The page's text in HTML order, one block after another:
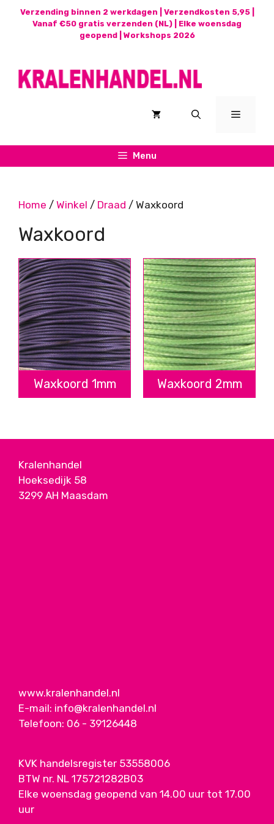
Verzending binnen 2 werkdagen | Verzendkosten 5,95 |
Vanaf €50 gratis verzenden (NL) | Elke woensdag
geopend | Workshops 2026
Menu
Menu
Home / Winkel / Draad / Waxkoord
Waxkoord
Waxkoord 1mm Waxkoord 2mm
Kralenhandel
Hoeksedijk 58
3299 AH Maasdam
www.kralenhandel.nl
E-mail: info@kralenhandel.nl
Telefoon: 06 - 39126448
KVK handelsregister 53558006
BTW nr. NL 175721282B03
Elke woensdag geopend van 14.00 uur tot 17.00
uur